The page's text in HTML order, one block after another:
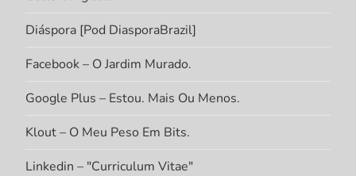
Diáspora [Pod DiasporaBrazil]
Facebook – O Jardim Murado.
Google Plus – Estou. Mais Ou Menos.
Klout – O Meu Peso Em Bits.
Linkedin – "Curriculum Vitae"